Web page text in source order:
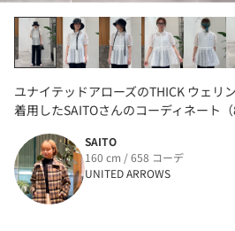
ユナイテッドアローズのTHICK ウェリ
着用したSAITOさんのコーディネート（
SAITO
160 cm / 658 コーデ
UNITED ARROWS